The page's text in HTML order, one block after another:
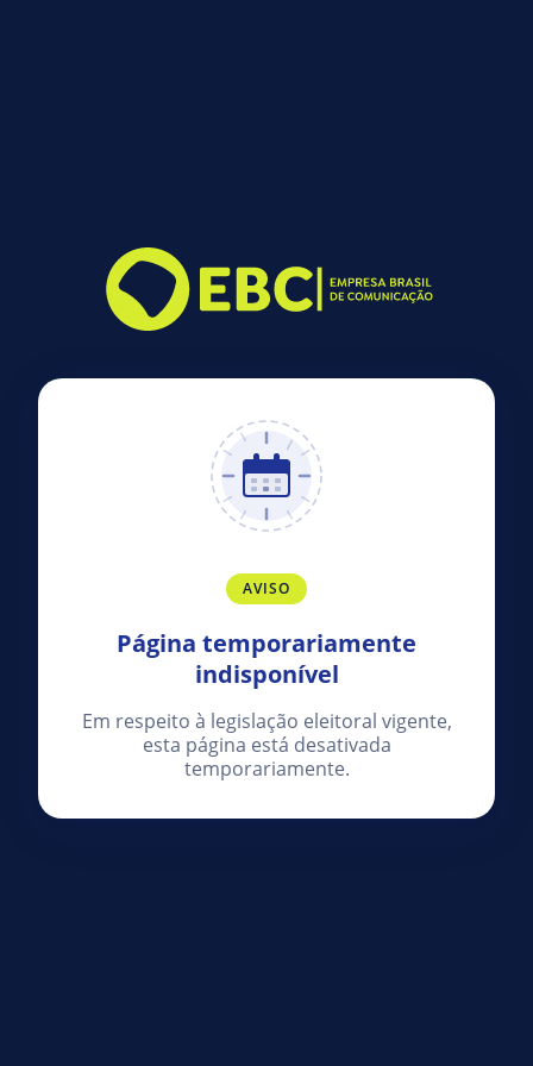
AVISO
Página temporariamente
indisponível
Em respeito à legislação eleitoral vigente,
esta página está desativada
temporariamente.